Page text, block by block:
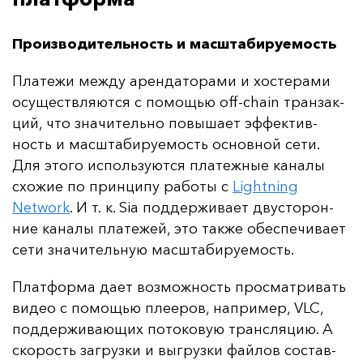
Производительность и масштабируемость
Пла­те­жи меж­ду арен­да­то­ра­ми и хос­те­ра­ми
осу­щест­вля­ют­ся с по­мощью off-chain тран­зак­
ций, что зна­чи­тель­но по­вы­ша­ет эф­фек­тив­
ность и мас­шта­би­ру­емость ос­нов­ной се­ти.
Для это­го ис­поль­зу­ют­ся пла­теж­ные ка­на­лы
схо­жие по прин­ци­пу ра­бо­ты с Lightning
Network. И т. к. Sia под­дер­жи­ва­ет двус­то­рон­
ние ка­на­лы пла­те­жей, это так­же обес­пе­чи­ва­ет
се­ти зна­чи­тель­ную мас­шта­би­ру­емость.
Плат­фор­ма да­ет воз­мож­ность прос­мат­ри­вать
ви­део с по­мощью пле­еров, нап­ри­мер, VLC,
под­дер­жи­ва­ющих по­то­ко­вую тран­сля­цию. А
ско­рость заг­руз­ки и выг­руз­ки фай­лов сос­тав­